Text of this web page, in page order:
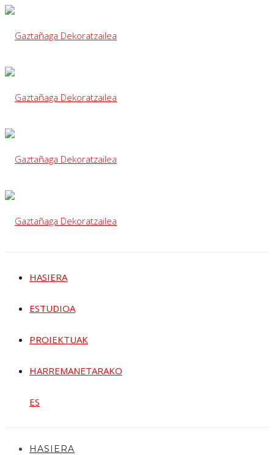
HASIERA
ESTUDIOA
PROIEKTUAK
HARREMANETARAKO
ES
HASIERA